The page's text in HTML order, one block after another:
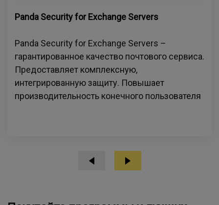
Panda Security for Exchange Servers
Panda Security for Exchange Servers –
гарантированное качество почтового сервиса.
Предоставляет комплексную,
интегрированную защиту. Повышает
производительность конечного пользователя